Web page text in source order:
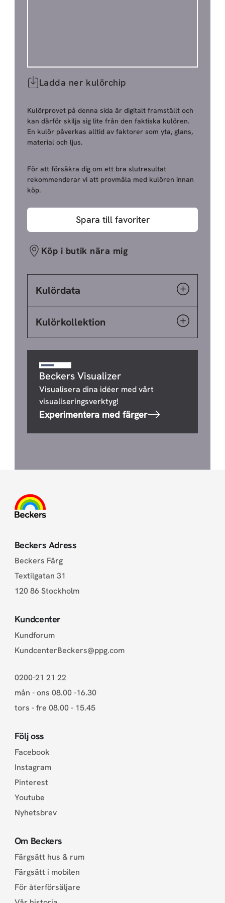
Ladda ner kulörchip
Kulörprovet på denna sida är digitalt framställt och
kan därför skilja sig lite från den faktiska kulören.
En kulör påverkas alltid av faktorer som yta, glans,
material och ljus.
För att försäkra dig om ett bra slutresultat
rekommenderar vi att provmåla med kulören innan
köp.
Spara till favoriter
Köp i butik nära mig
Kulördata
Kulörkollektion
Beckers Visualizer
Visualisera dina idéer med vårt
visualiseringsverktyg!
Experimentera med färger
Beckers Adress
Beckers Färg
Textilgatan 31
120 86 Stockholm
Kundcenter
Kundforum
KundcenterBeckers@ppg.com
0200-21 21 22
mån - ons 08.00 -16.30
tors - fre 08.00 - 15.45
Följ oss
Facebook
Instagram
Pinterest
Youtube
Nyhetsbrev
Om Beckers
Färgsätt hus & rum
Färgsätt i mobilen
För återförsäljare